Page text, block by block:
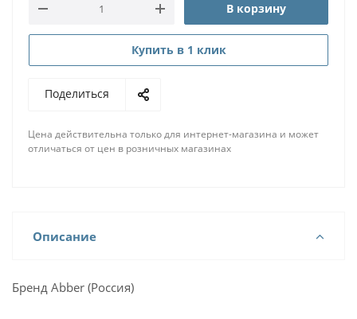
В корзину
Купить в 1 клик
Поделиться
Цена действительна только для интернет-магазина и может
отличаться от цен в розничных магазинах
Описание
Бренд Abber (Россия)